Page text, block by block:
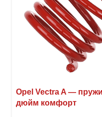
Opel Vectra A —
дюйм комфорт